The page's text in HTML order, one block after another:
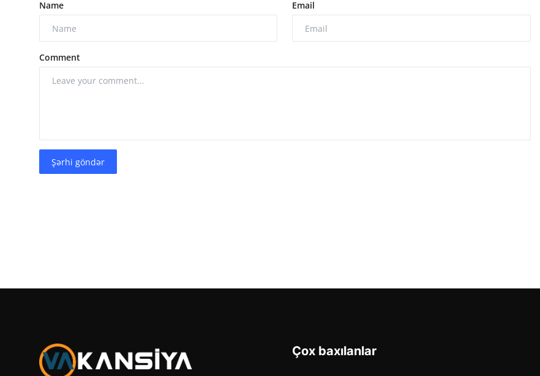
Name Email
Comment
Şərhi göndər
Çox baxılanlar